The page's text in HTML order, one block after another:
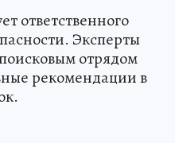
ответственного
Эксперты
отрядом
рекомендации в